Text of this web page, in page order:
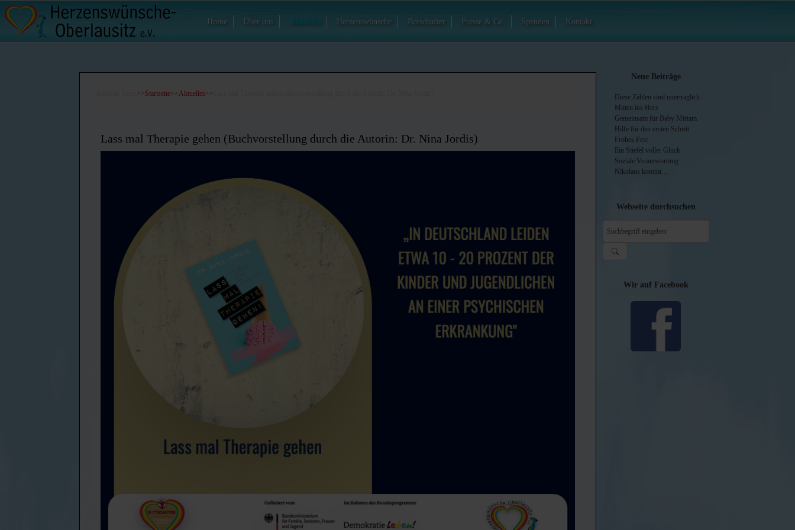
Home Über uns Aktuelles Herzenswünsche Botschafter Presse & Co. Spenden Kontakt
Startseite Aktuelles
Lass mal Therapie gehen (Buchvorstellung durch die Autorin: Dr. Nina Jordis)
Neue Beiträge
Diese Zahlen sind unerträglich
Mitten ins Herz
Gemeinsam für Baby Miriam
Hilfe für den ersten Schritt
Frohes Fest
Ein Stiefel voller Glück
Soziale Verantwortung
Nikolaus kommt…
Webseite durchsuchen
Wir auf Facebook